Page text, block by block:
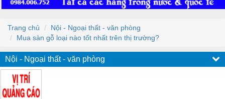
Trang chủ
Nội - Ngoại thất - văn phòng
Mua sàn gỗ loại nào tốt nhất trên thị trường?
Nội - Ngoại thất - văn phòng